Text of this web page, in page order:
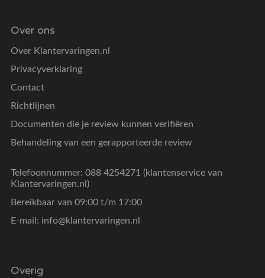
Over ons
Over Klantervaringen.nl
Privacyverklaring
Contact
Richtlijnen
Documenten die je review kunnen verifiëren
Behandeling van een gerapporteerde review
Telefoonnummer: 088 4254271 (klantenservice van
Klantervaringen.nl)
Bereikbaar van 09:00 t/m 17:00
E-mail: info@klantervaringen.nl
Overig